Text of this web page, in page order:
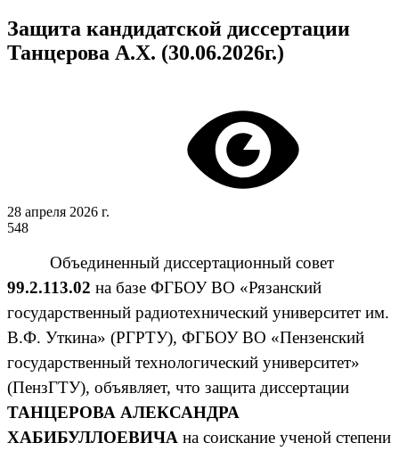
Защита кандидатской диссертации
Танцерова А.Х. (30.06.2026г.)
28 апреля 2026 г.
548
Объединенный диссертационный совет
99.2.113.02 на базе ФГБОУ ВО «Рязанский
государственный радиотехнический университет им.
В.Ф. Уткина» (РГРТУ), ФГБОУ ВО «Пензенский
государственный технологический университет»
(ПензГТУ), объявляет, что защита диссертации
ТАНЦЕРОВА АЛЕКСАНДРА
ХАБИБУЛЛОЕВИЧА на соискание ученой степени